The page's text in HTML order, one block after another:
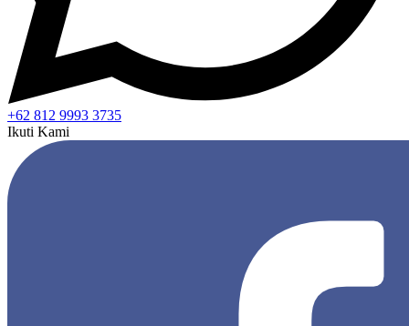
+62 812 9993 3735
Ikuti Kami